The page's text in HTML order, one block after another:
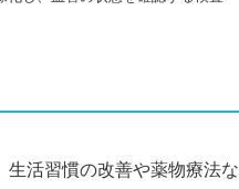
活習慣の改善や薬物療法